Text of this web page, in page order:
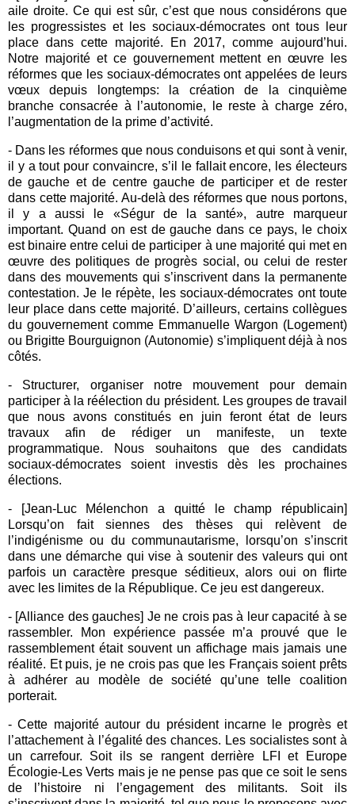
aile droite. Ce qui est sûr, c’est que nous considérons que
les progressistes et les sociaux-démocrates ont tous leur
place dans cette majorité. En 2017, comme aujourd’hui.
Notre majorité et ce gouvernement mettent en œuvre les
réformes que les sociaux-démocrates ont appelées de leurs
vœux depuis longtemps: la création de la cinquième
branche consacrée à l’autonomie, le reste à charge zéro,
l’augmentation de la prime d’activité.
- Dans les réformes que nous conduisons et qui sont à venir,
il y a tout pour convaincre, s’il le fallait encore, les électeurs
de gauche et de centre gauche de participer et de rester
dans cette majorité. Au-delà des réformes que nous portons,
il y a aussi le «Ségur de la santé», autre marqueur
important. Quand on est de gauche dans ce pays, le choix
est binaire entre celui de participer à une majorité qui met en
œuvre des politiques de progrès social, ou celui de rester
dans des mouvements qui s’inscrivent dans la permanente
contestation. Je le répète, les sociaux-démocrates ont toute
leur place dans cette majorité. D’ailleurs, certains collègues
du gouvernement comme Emmanuelle Wargon (Logement)
ou Brigitte Bourguignon (Autonomie) s’impliquent déjà à nos
côtés.
- Structurer, organiser notre mouvement pour demain
participer à la réélection du président. Les groupes de travail
que nous avons constitués en juin feront état de leurs
travaux afin de rédiger un manifeste, un texte
programmatique. Nous souhaitons que des candidats
sociaux-démocrates soient investis dès les prochaines
élections.
- [Jean-Luc Mélenchon a quitté le champ républicain]
Lorsqu’on fait siennes des thèses qui relèvent de
l’indigénisme ou du communautarisme, lorsqu’on s’inscrit
dans une démarche qui vise à soutenir des valeurs qui ont
parfois un caractère presque séditieux, alors oui on flirte
avec les limites de la République. Ce jeu est dangereux.
- [Alliance des gauches] Je ne crois pas à leur capacité à se
rassembler. Mon expérience passée m’a prouvé que le
rassemblement était souvent un affichage mais jamais une
réalité. Et puis, je ne crois pas que les Français soient prêts
à adhérer au modèle de société qu’une telle coalition
porterait.
- Cette majorité autour du président incarne le progrès et
l’attachement à l’égalité des chances. Les socialistes sont à
un carrefour. Soit ils se rangent derrière LFI et Europe
Écologie-Les Verts mais je ne pense pas que ce soit le sens
de l’histoire ni l’engagement des militants. Soit ils